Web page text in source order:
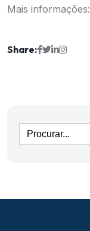
Mais informações:
Share: